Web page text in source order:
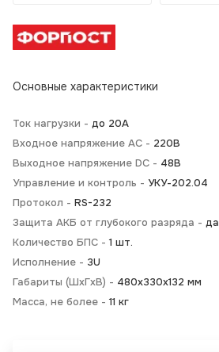
Основные характеристики
Ток нагрузки - до 20А
Входное напряжение AC - 220В
Выходное напряжение DC - 48В
Управление и контроль - УКУ-202.04
Протокол - RS-232
Защита АКБ от глубокого разряда - да
Количество БПС - 1 шт.
Исполнение - 3U
Габариты (ШхГхВ) - 480х330х132 мм
Масса, не более - 11 кг